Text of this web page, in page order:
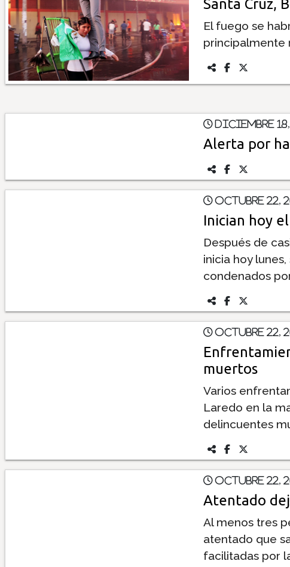
Santa Cruz,
El fuego se
principalmente
Diciembre 18,
Alerta por
Octubre 22,
Inician hoy
Después de
inicia hoy
condenados
Octubre 22,
muertos
Varios
Laredo en la
delincuentes
Octubre 22,
Atentado
Al menos tres
atentado que
facilitadas por